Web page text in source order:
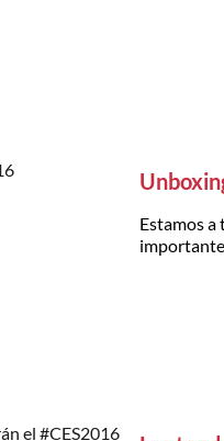
Estamos a